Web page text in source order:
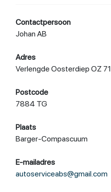
Contactpersoon
Johan AB
Adres
Verlengde Oosterdiep OZ 71
Postcode
7884 TG
Plaats
Barger-Compascuum
E-mailadres
autoserviceabs@gmail.com